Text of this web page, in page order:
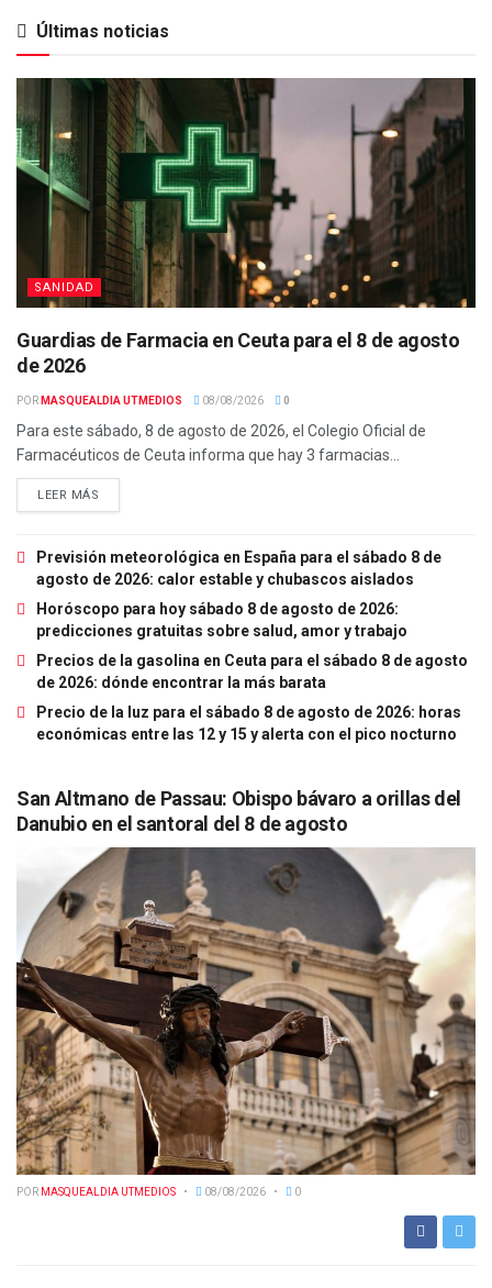
Últimas noticias
SANIDAD
Guardias de Farmacia en Ceuta para el 8 de agosto
de 2026
POR MASQUEALDIA UTMEDIOS 08/08/2026 0
Para este sábado, 8 de agosto de 2026, el Colegio Oficial de
Farmacéuticos de Ceuta informa que hay 3 farmacias...
LEER MÁS
Previsión meteorológica en España para el sábado 8 de
agosto de 2026: calor estable y chubascos aislados
Horóscopo para hoy sábado 8 de agosto de 2026:
predicciones gratuitas sobre salud, amor y trabajo
Precios de la gasolina en Ceuta para el sábado 8 de agosto
de 2026: dónde encontrar la más barata
Precio de la luz para el sábado 8 de agosto de 2026: horas
económicas entre las 12 y 15 y alerta con el pico nocturno
San Altmano de Passau: Obispo bávaro a orillas del
Danubio en el santoral del 8 de agosto
POR MASQUEALDIA UTMEDIOS 08/08/2026 0